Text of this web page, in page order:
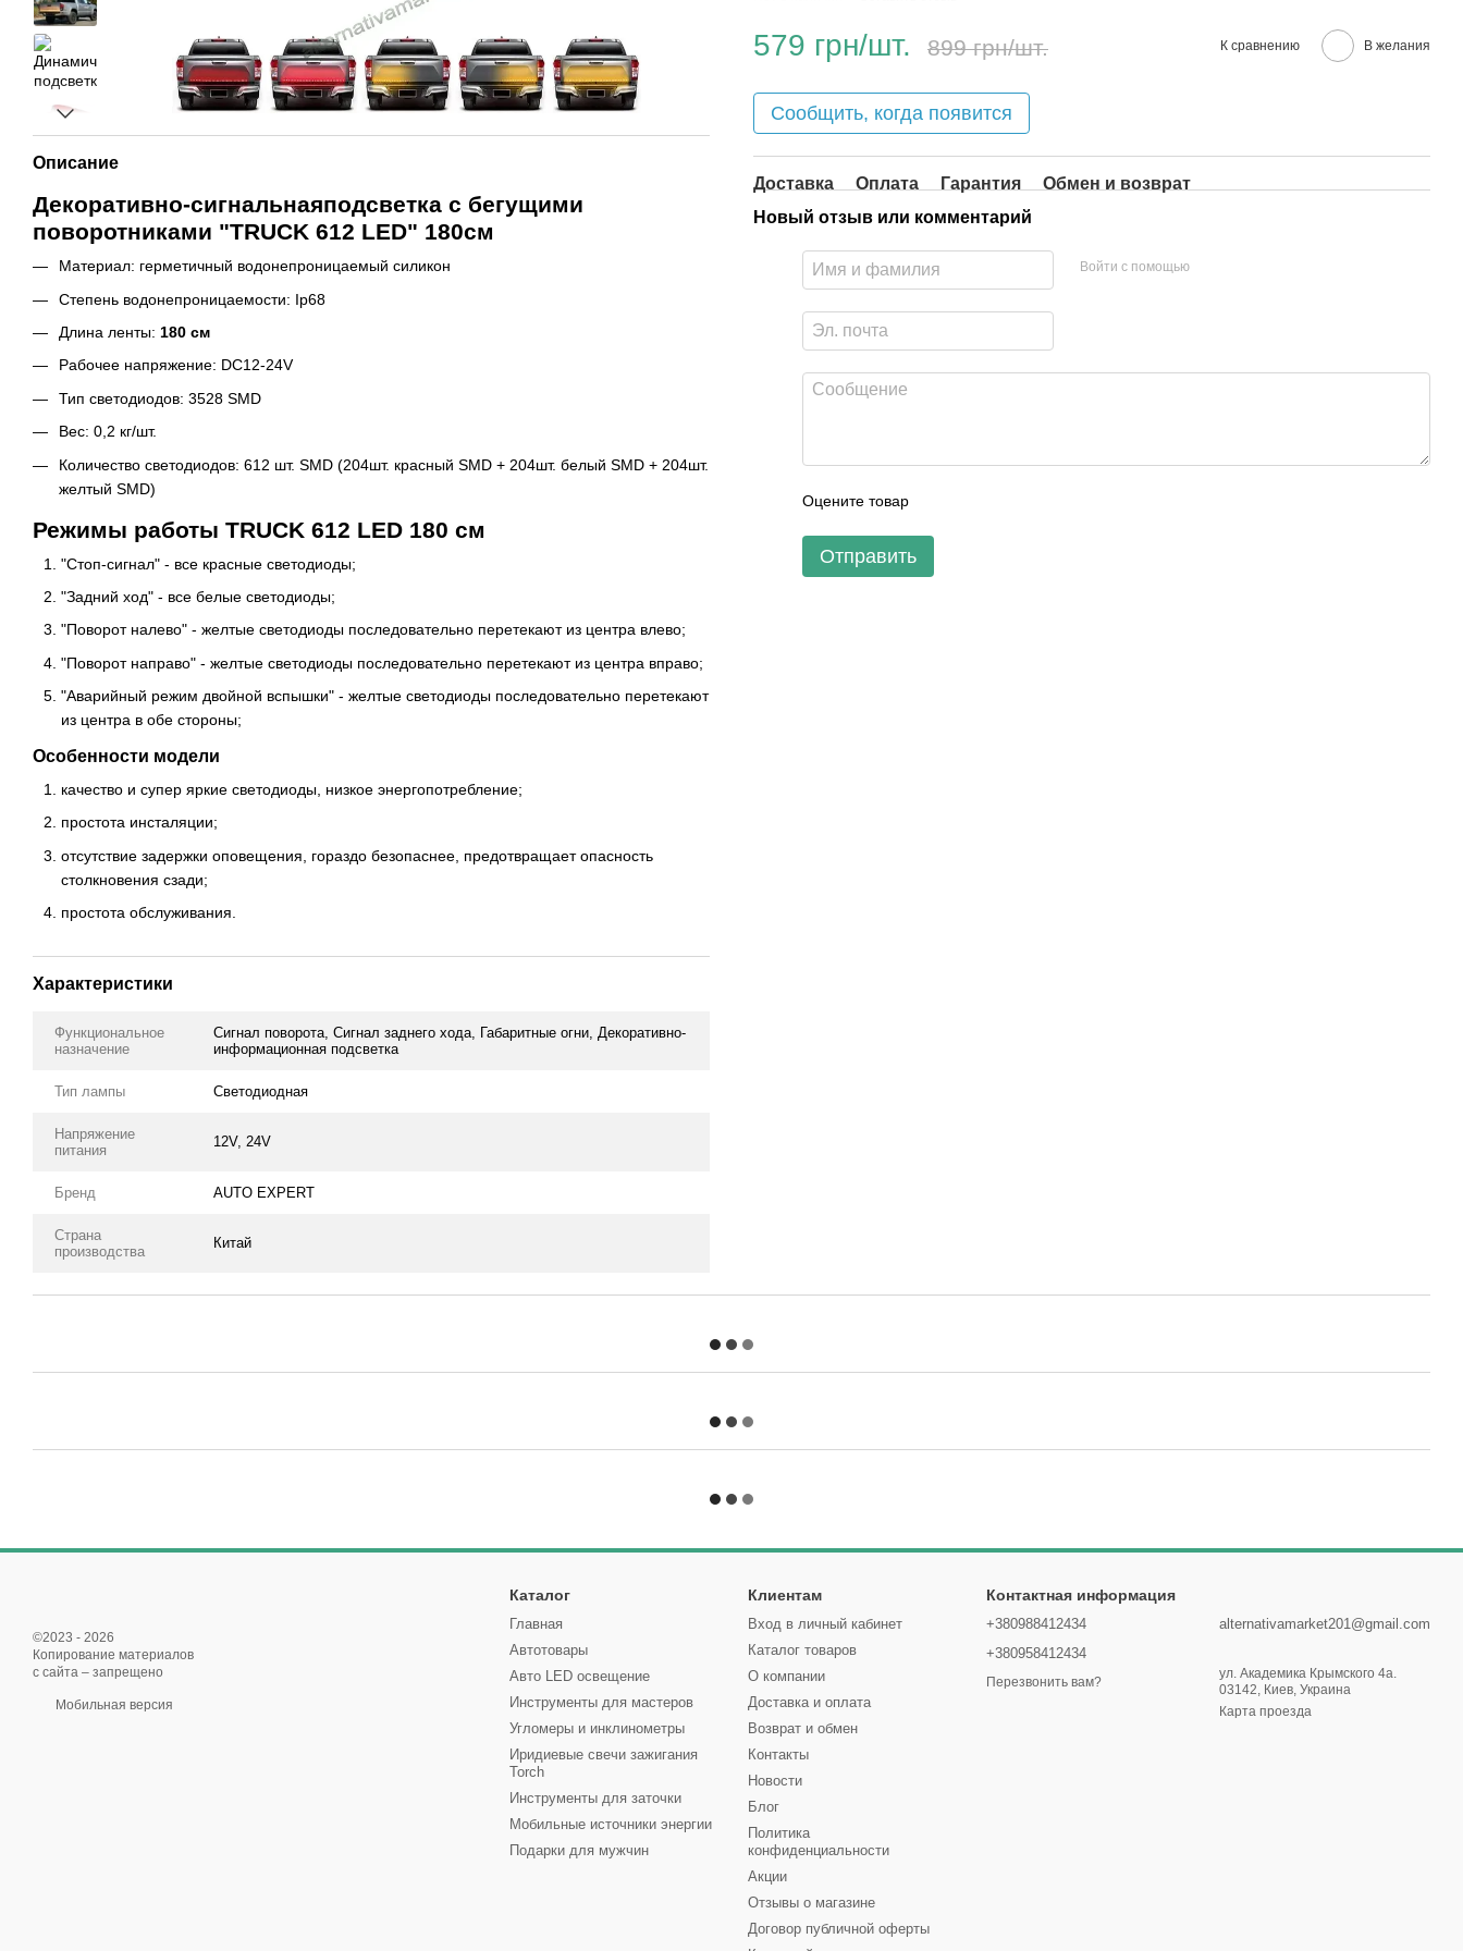
Описание
Декоративно-сигнальнаяподсветка с бегущими
поворотниками "TRUCK 612 LED" 180см
Материал: герметичный водонепроницаемый силикон
Степень водонепроницаемости: Ip68
Длина ленты: 180 см
Рабочее напряжение: DC12-24V
Тип светодиодов: 3528 SMD
Вес: 0,2 кг/шт.
Количество светодиодов: 612 шт. SMD (204шт. красный SMD + 204шт. белый SMD + 204шт.
желтый SMD)
Режимы работы TRUCK 612 LED 180 см
"Стоп-сигнал" - все красные светодиоды;
"Задний ход" - все белые светодиоды;
"Поворот налево" - желтые светодиоды последовательно перетекают из центра влево;
"Поворот направо" - желтые светодиоды последовательно перетекают из центра вправо;
"Аварийный режим двойной вспышки" - желтые светодиоды последовательно перетекают
из центра в обе стороны;
Особенности модели
качество и супер яркие светодиоды, низкое энергопотребление;
простота инсталяции;
отсутствие задержки оповещения, гораздо безопаснее, предотвращает опасность
столкновения сзади;
простота обслуживания.
Характеристики
Функциональное
назначение
Сигнал поворота, Сигнал заднего хода, Габаритные огни, Декоративно-
информационная подсветка
Тип лампы Светодиодная
Напряжение
питания
12V, 24V
Бренд AUTO EXPERT
Страна
производства
Китай
579 грн/шт. 899 грн/шт. К сравнению В желания
Сообщить, когда появится
Доставка Оплата Гарантия
Обмен и возврат
Новый отзыв или комментарий
Войти с помощью
Оцените товар
Отправить
©2023 - 2026
Копирование материалов
с сайта – запрещено
Мобильная версия
Каталог
Главная
Автотовары
Авто LED освещение
Инструменты для мастеров
Угломеры и инклинометры
Иридиевые свечи зажигания
Torch
Инструменты для заточки
Мобильные источники энергии
Подарки для мужчин
Клиентам
Вход в личный кабинет
Каталог товаров
О компании
Доставка и оплата
Возврат и обмен
Контакты
Новости
Блог
Политика
конфиденциальности
Акции
Отзывы о магазине
Договор публичной оферты
Контактная информация
+380988412434
+380958412434
Перезвонить вам?
alternativamarket201@gmail.com
ул. Академика Крымского 4а.
03142, Киев, Украина
Карта проезда